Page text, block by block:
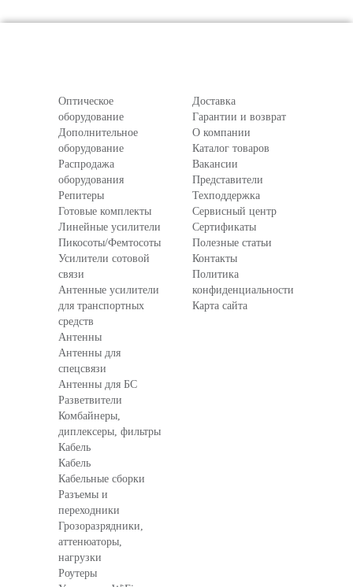
Оптическое
оборудование
Дополнительное
оборудование
Распродажа
оборудования
Репитеры
Готовые комплекты
Линейные усилители
Пикосоты/Фемтосоты
Усилители сотовой
связи
Антенные усилители
для транспортных
средств
Антенны
Антенны для
спецсвязи
Антенны для БС
Разветвители
Комбайнеры,
диплексеры, фильтры
Кабель
Кабель
Кабельные сборки
Разъемы и
переходники
Грозоразрядники,
аттенюаторы,
нагрузки
Роутеры
Доставка
Гарантии и возврат
О компании
Каталог товаров
Вакансии
Представители
Техподдержка
Сервисный центр
Сертификаты
Полезные статьи
Контакты
Политика
конфиденциальности
Карта сайта